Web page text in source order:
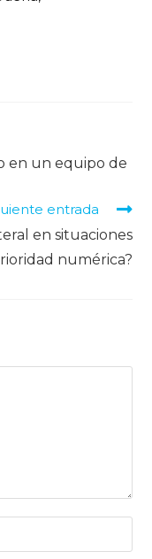
en un equipo de
entrada
en situaciones
numérica?